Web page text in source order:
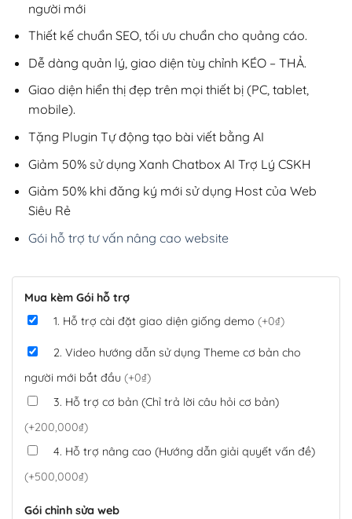
người mới
Thiết kế chuẩn SEO, tối ưu chuẩn cho quảng cáo.
Dễ dàng quản lý, giao diện tùy chỉnh KÉO – THẢ.
Giao diện hiển thị đẹp trên mọi thiết bị (PC, tablet,
mobile).
Tặng Plugin Tự động tạo bài viết bằng AI
Giảm 50% sử dụng Xanh Chatbox AI Trợ Lý CSKH
Giảm 50% khi đăng ký mới sử dụng Host của Web
Siêu Rẻ
Gói hỗ trợ tư vấn nâng cao website
Mua kèm Gói hỗ trợ
1. Hỗ trợ cài đặt giao diện giống demo (+0₫)
2. Video hướng dẫn sử dụng Theme cơ bản cho
người mới bắt đầu (+0₫)
3. Hỗ trợ cơ bản (Chỉ trả lời câu hỏi cơ bản)
(+200,000₫)
4. Hỗ trợ nâng cao (Hướng dẫn giải quyết vấn đề)
(+500,000₫)
Gói chỉnh sửa web